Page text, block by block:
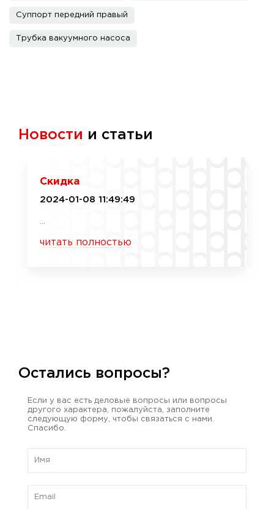
Суппорт передний правый
Трубка вакуумного насоса
Новости и статьи
Скидка
2024-01-08 11:49:49
читать полностью
Остались вопросы?
Если у вас есть деловые вопросы или вопросы
другого характера, пожалуйста, заполните
следующую форму, чтобы связаться с нами.
Спасибо.